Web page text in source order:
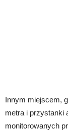
Innym miejscem,
metra i przystanki
monitorowanych